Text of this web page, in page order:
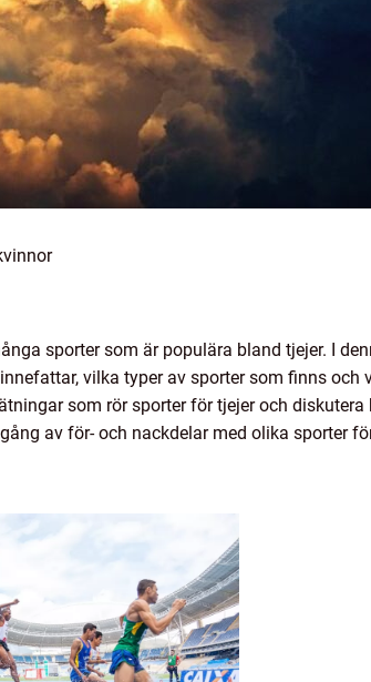
sporter som är populära bland tjejer. I
vilka typer av sporter som finns och
som rör sporter för tjejer och diskutera
av för- och nackdelar med olika sporter